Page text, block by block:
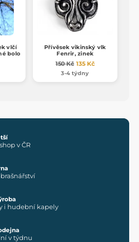
vlčí
bolo
Přívěsek vikinský vlk
Fenrir, zinek
150 Kč 135 Kč
3-4 týdny
v ČR
i hudební kapely
v týdnu